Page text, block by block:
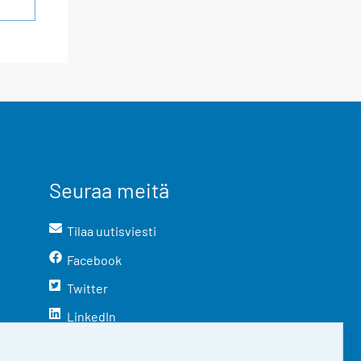
Seuraa meitä
Tilaa uutisviesti
Facebook
Twitter
LinkedIn